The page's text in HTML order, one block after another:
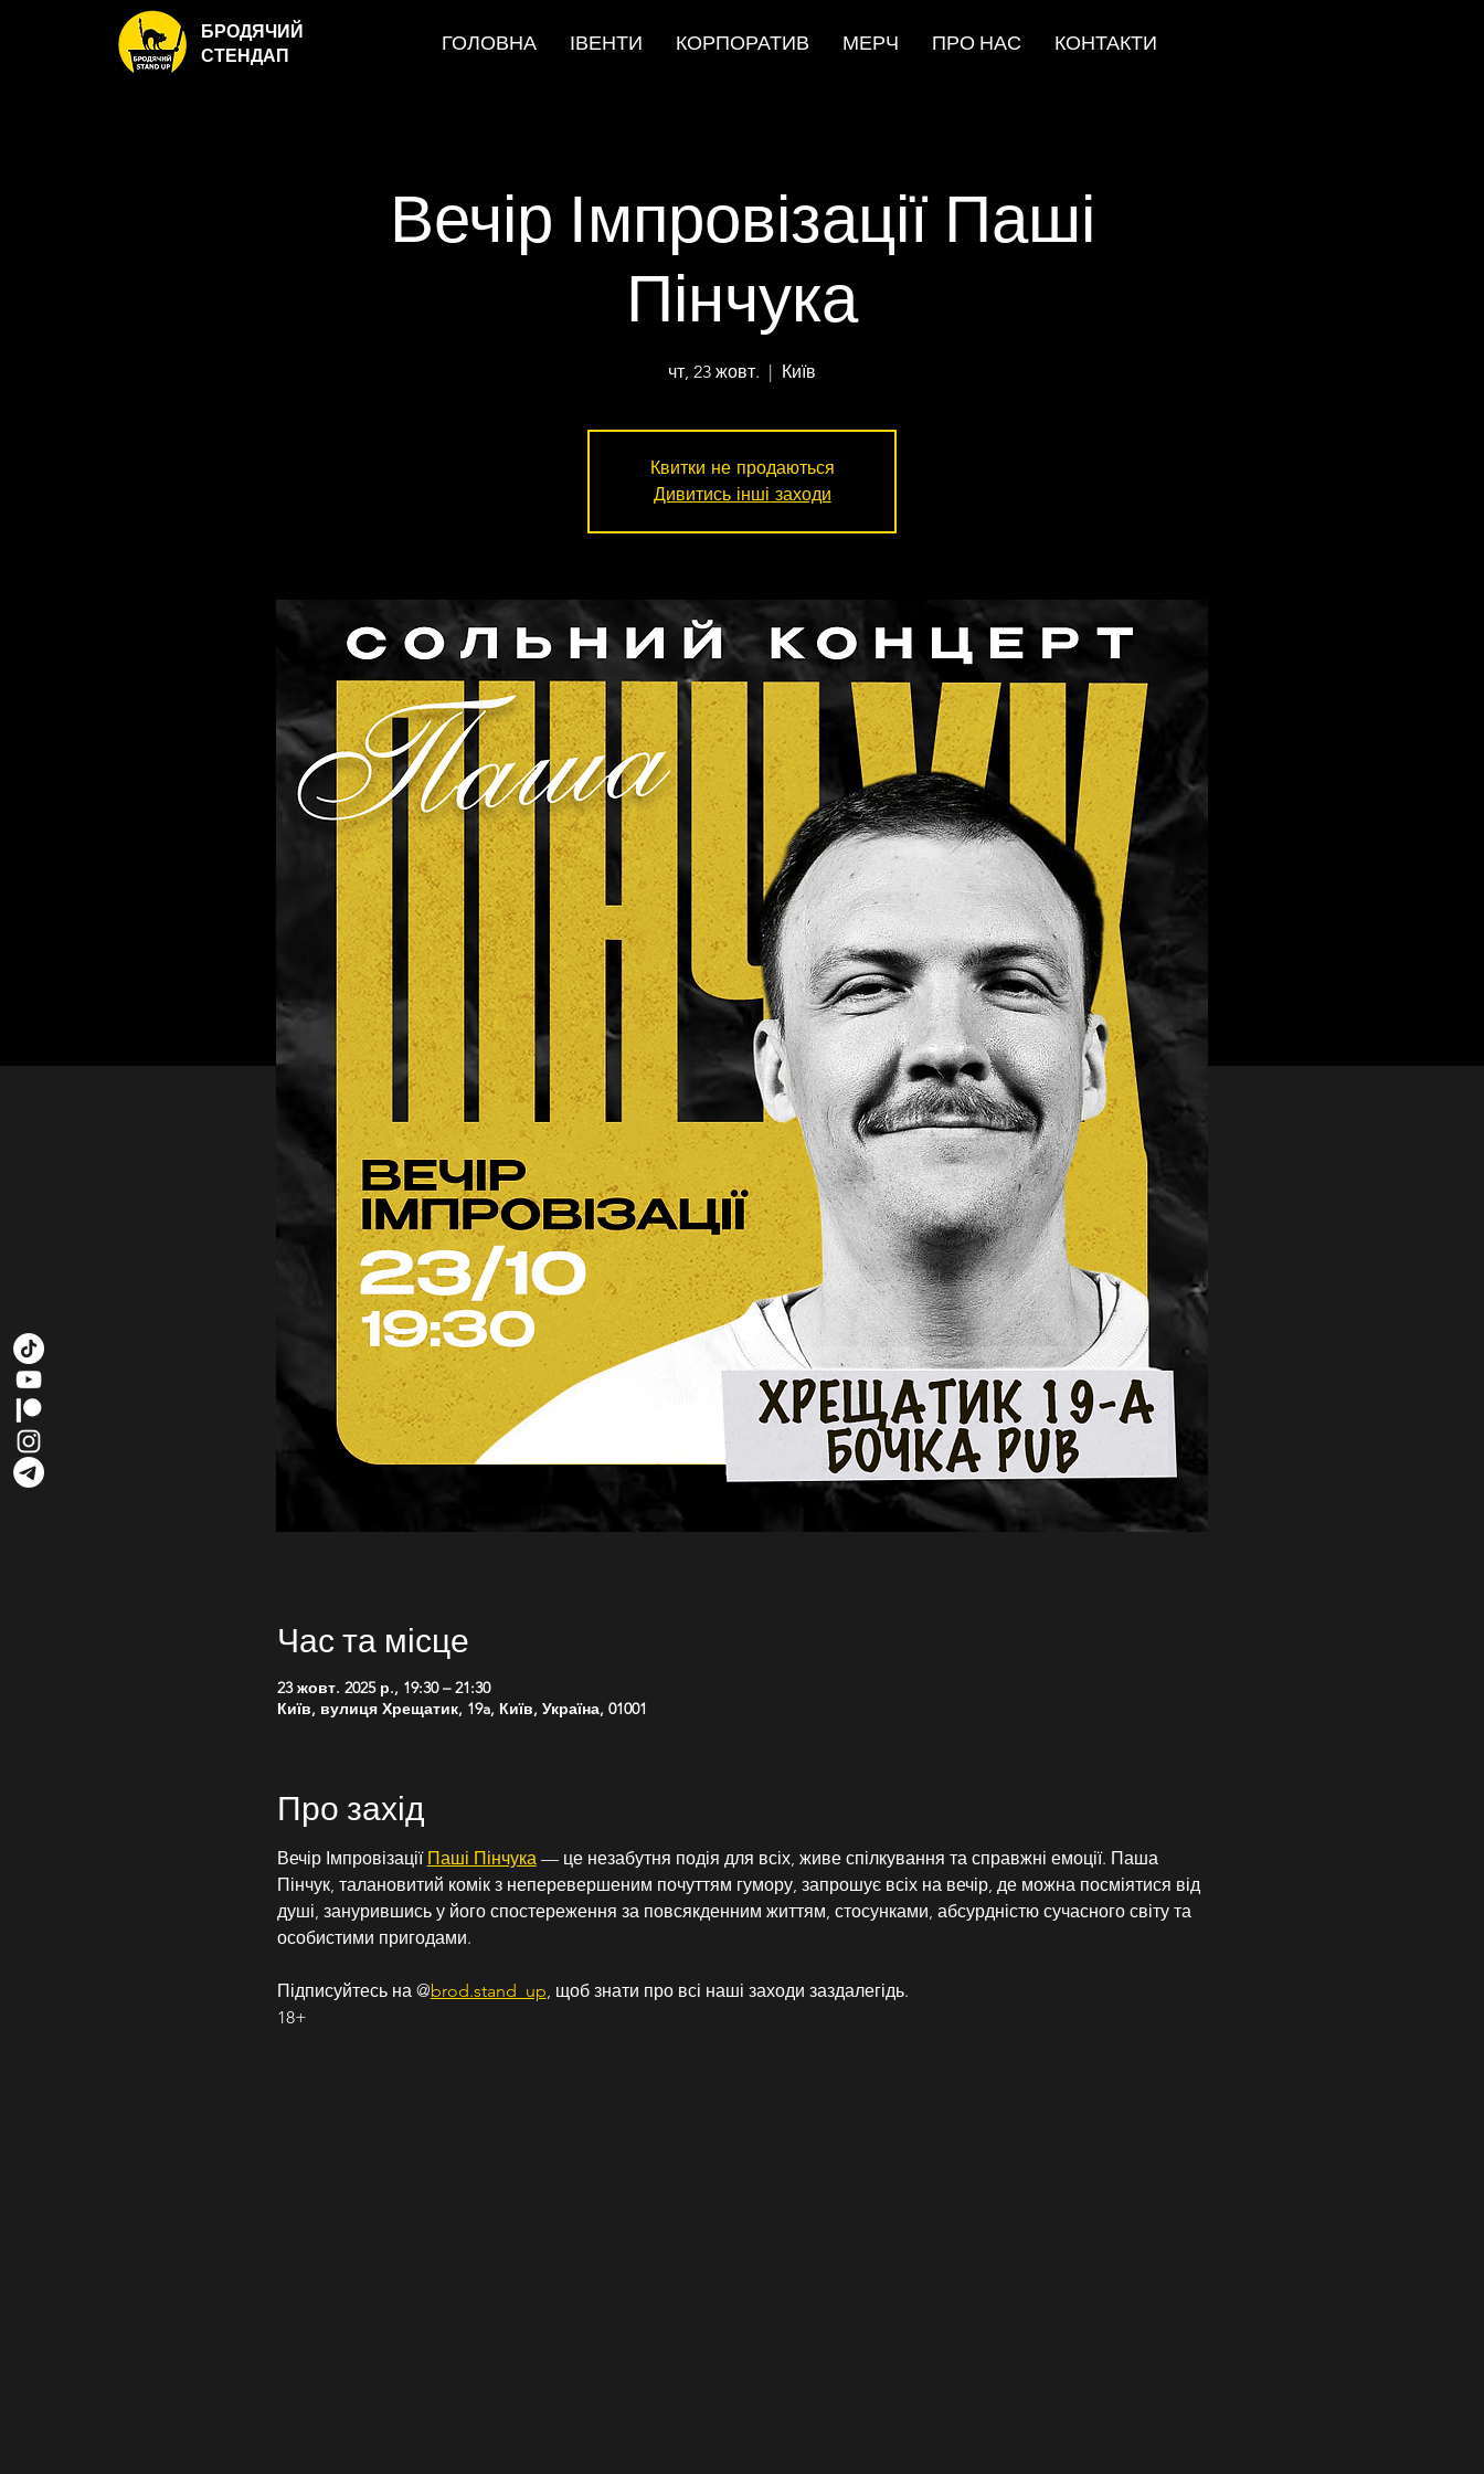
БРОДЯЧИЙ
СТЕНДАП
ГОЛОВНА ІВЕНТИ КОРПОРАТИВ МЕРЧ ПРО НАС КОНТАКТИ
Вечір Імпровізації Паші
Пінчука
чт, 23 жовт.
  |
Київ
Квитки не продаються
Дивитись інші заходи
Час та місце
23 жовт. 2025 р., 19:30 – 21:30
Київ, вулиця Хрещатик, 19a, Київ, Україна, 01001
Про захід
Вечір Імпровізації Паші Пінчука — це незабутня подія для всіх, живе спілкування та справжні емоції. Паша
Пінчук, талановитий комік з неперевершеним почуттям гумору, запрошує всіх на вечір, де можна посміятися від
душі, занурившись у його спостереження за повсякденним життям, стосунками, абсурдністю сучасного світу та
особистими пригодами.
Підписуйтесь на @brod.stand_up, щоб знати про всі наші заходи заздалегідь.
18+